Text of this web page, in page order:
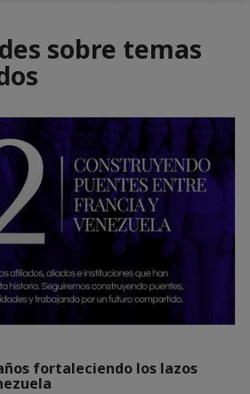
sobre temas
fortaleciendo los lazos